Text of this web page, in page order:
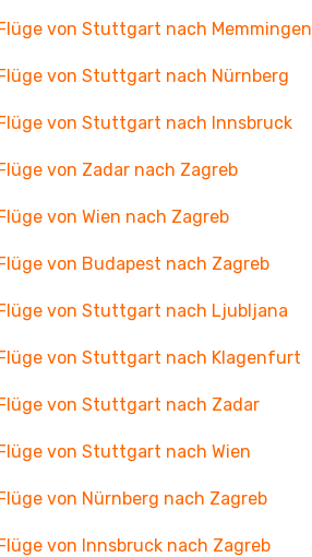
von Stuttgart nach Memmingen
von Stuttgart nach Nürnberg
von Stuttgart nach Innsbruck
von Zadar nach Zagreb
von Wien nach Zagreb
von Budapest nach Zagreb
von Stuttgart nach Ljubljana
von Stuttgart nach Klagenfurt
von Stuttgart nach Zadar
von Stuttgart nach Wien
von Nürnberg nach Zagreb
von Innsbruck nach Zagreb